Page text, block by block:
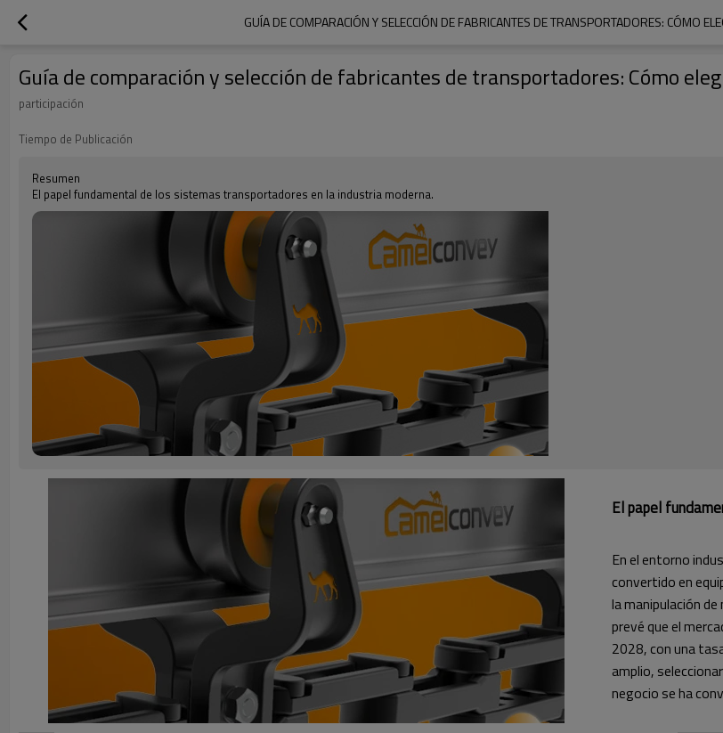
GUÍA DE COMPARACIÓN Y SELECCIÓN DE FABRICANTES DE TRANSPORTADORES: CÓMO
Guía de comparación y selección de fabricantes de transportadores: Cómo
participación
Tiempo de Publicación
Resumen
El papel fundamental de los sistemas transportadores en la industria moderna.
El papel
En el entorno
convertido en
la manipulación
prevé que el
2028, con una
amplio,
negocio se ha